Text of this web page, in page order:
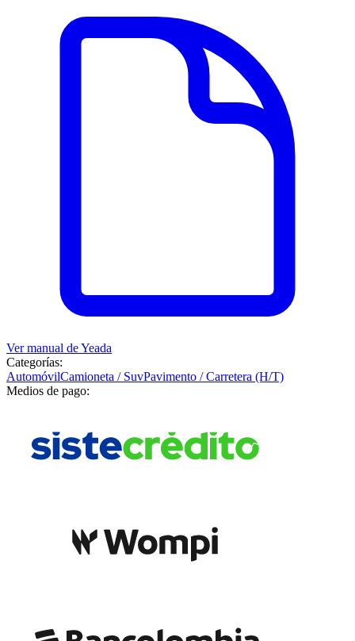
Ver manual deYeada
Categorías:
AutomóvilCamioneta / SuvPavimento / Carretera (H/T)
Medios de pago: